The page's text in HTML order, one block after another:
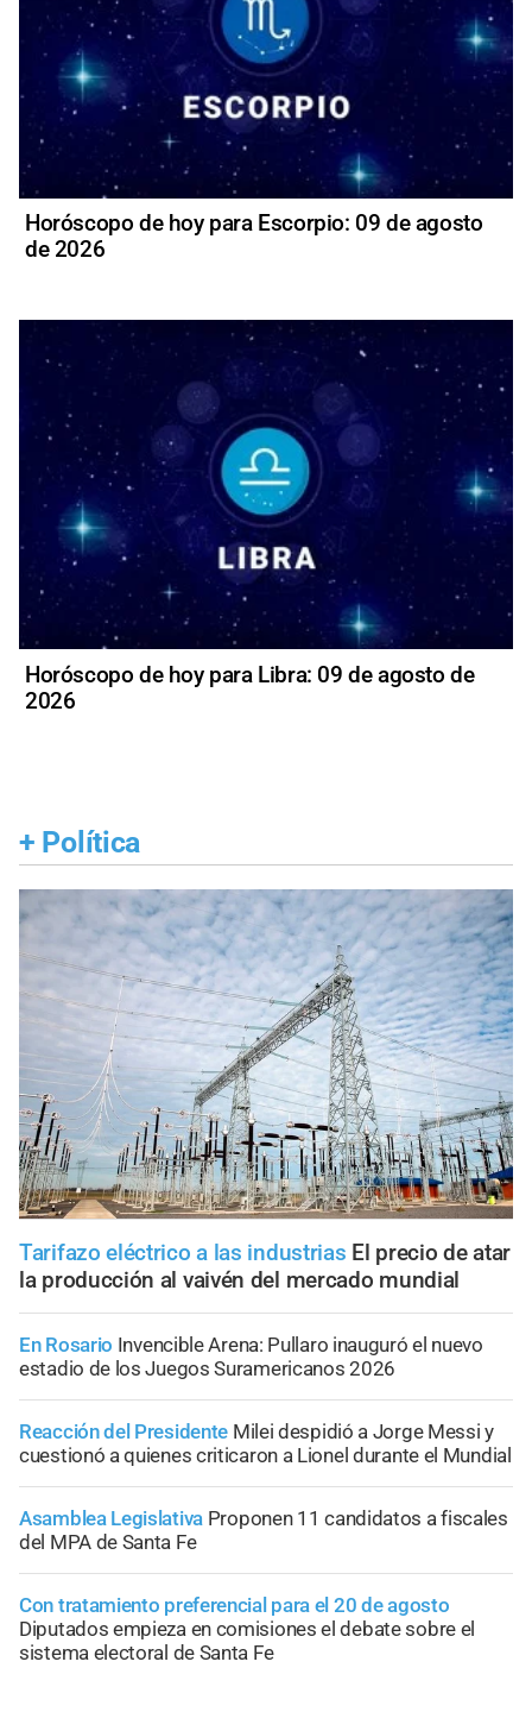
Horóscopo de hoy para Escorpio: 09 de agosto
de 2026
Horóscopo de hoy para Libra: 09 de agosto de
2026
+ Política
Tarifazo eléctrico a las industrias El precio de atar
la producción al vaivén del mercado mundial
En Rosario Invencible Arena: Pullaro inauguró el nuevo
estadio de los Juegos Suramericanos 2026
Reacción del Presidente Milei despidió a Jorge Messi y
cuestionó a quienes criticaron a Lionel durante el Mundial
Asamblea Legislativa Proponen 11 candidatos a fiscales
del MPA de Santa Fe
Con tratamiento preferencial para el 20 de agosto
Diputados empieza en comisiones el debate sobre el
sistema electoral de Santa Fe